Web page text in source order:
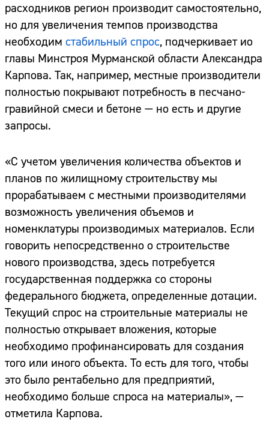
расходников регион производит самостоятельно,
но для увеличения темпов производства
необходим стабильный спрос, подчеркивает ио
главы Минстроя Мурманской области Александра
Карпова. Так, например, местные производители
полностью покрывают потребность в песчано-
гравийной смеси и бетоне — но есть и другие
запросы.
«С учетом увеличения количества объектов и
планов по жилищному строительству мы
прорабатываем с местными производителями
возможность увеличения объемов и
номенклатуры производимых материалов. Если
говорить непосредственно о строительстве
нового производства, здесь потребуется
государственная поддержка со стороны
федерального бюджета, определенные дотации.
Текущий спрос на строительные материалы не
полностью открывает вложения, которые
необходимо профинансировать для создания
того или иного объекта. То есть для того, чтобы
это было рентабельно для предприятий,
необходимо больше спроса на материалы», —
отметила Карпова.